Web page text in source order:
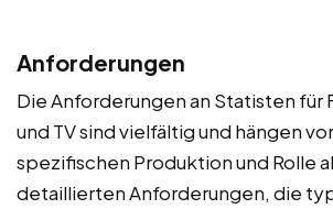
Anforderungen
Die Anforderungen an Statisten für
und TV sind vielfältig und hängen
spezifischen Produktion und Rolle
detaillierten Anforderungen, die